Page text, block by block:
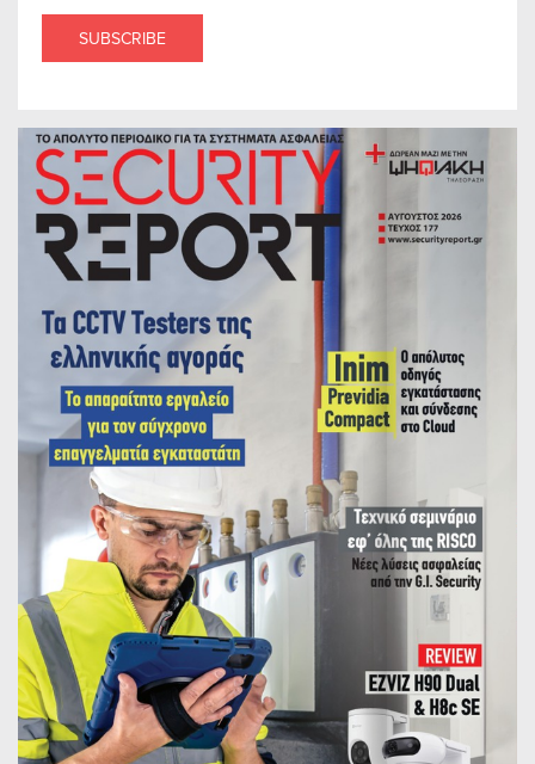
SUBSCRIBE